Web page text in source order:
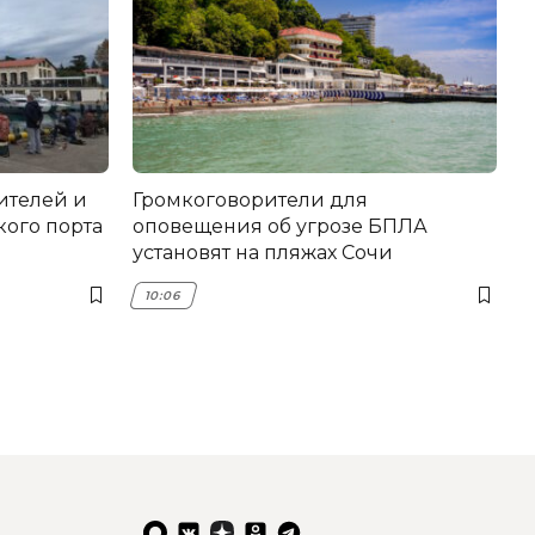
и
порта
Громкоговорители для
оповещения об угрозе БПЛА
установят на пляжах Сочи
10:06